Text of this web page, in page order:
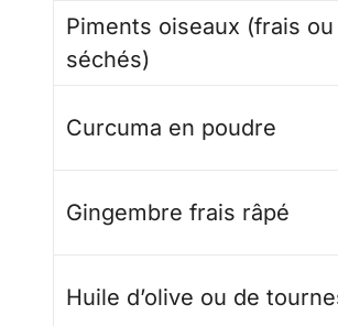
Piments oiseaux (frais ou
séchés)
Curcuma en poudre
Gingembre frais râpé
Huile d’olive ou de